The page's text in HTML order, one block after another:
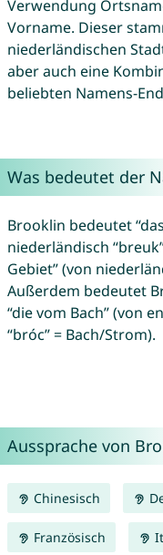
Verwendung
Vorname. Dieser
niederländischen
aber auch eine
beliebten Namens-
Was bedeutet der
Brooklin bedeutet
niederländisch
Gebiet” (von
Außerdem bedeutet
“die vom Bach” (von
“bróc” = Bach/Strom).
Aussprache von
Chinesisch
Französisch